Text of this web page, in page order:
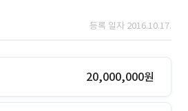
등록 일자 2016.10.17.
20,000,000원